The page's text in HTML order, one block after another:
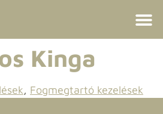
Kinga
, Fogmegtartó kezelések